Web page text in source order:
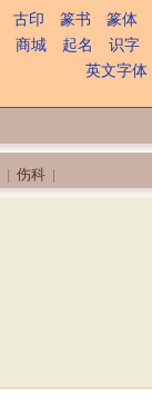
古印 篆书 篆体
商城 起名 识字
英文字体
伤科